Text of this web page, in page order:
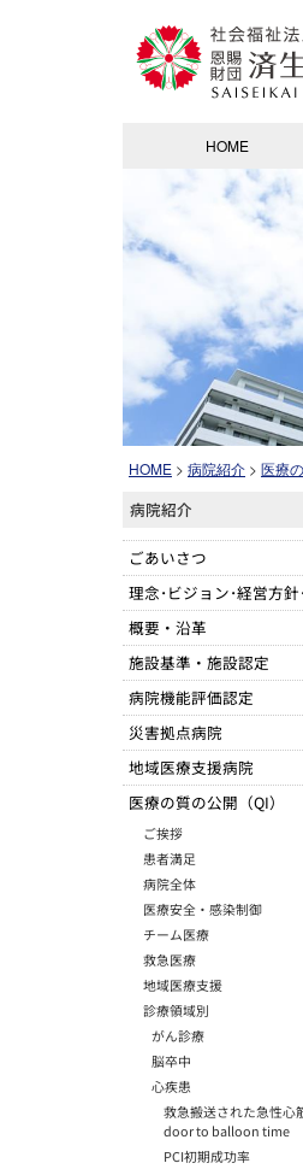
HOME
HOME > 病院紹介 > 医療
病院紹介
ごあいさつ
理念･ビジョン･経営方
概要・沿革
施設基準・施設認定
病院機能評価認定
災害拠点病院
地域医療支援病院
医療の質の公開（QI）
ご挨拶
患者満足
病院全体
医療安全・感染制御
チーム医療
救急医療
地域医療支援
診療領域別
がん診療
脳卒中
心疾患
救急搬送された急性心
door to balloon time
PCI初期成功率